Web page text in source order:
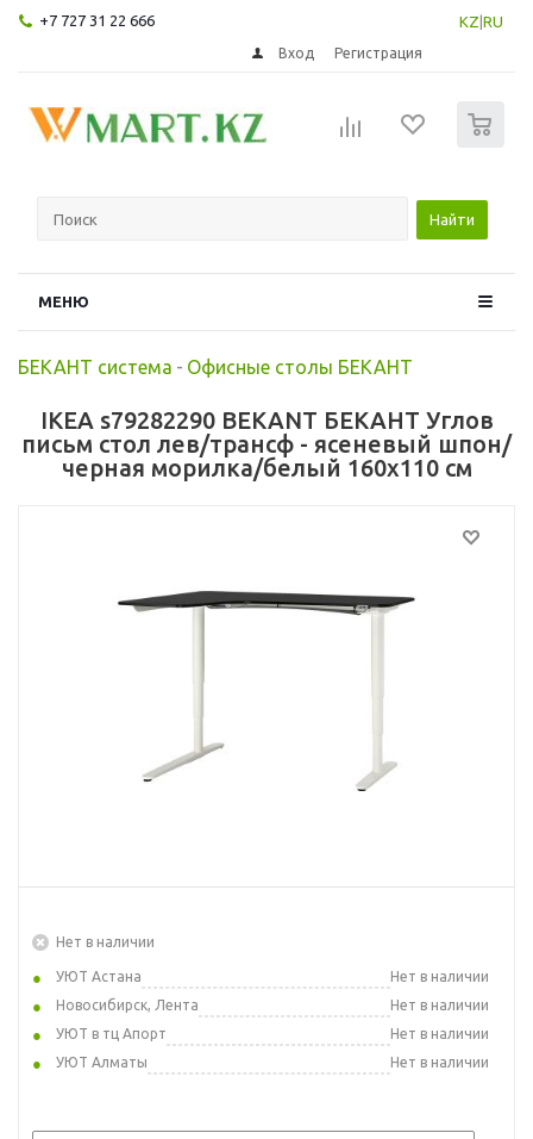
+7 727 31 22 666 KZ RU
Вход Регистрация
Найти
МЕНЮ
БЕКАНТ система - Офисные столы БЕКАНТ
IKEA s79282290 BEKANT БЕКАНТ Углов
письм стол лев/трансф - ясеневый шпон/
черная морилка/белый 160x110 см
Нет в наличии
УЮТ Астана
Нет в наличии
Новосибирск, Лента
Нет в наличии
УЮТ в тц Апорт
Нет в наличии
УЮТ Алматы
Нет в наличии